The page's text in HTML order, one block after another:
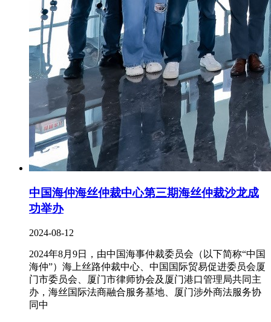
中国海仲海丝仲裁中心第三期海丝仲裁沙龙成
功举办
2024-08-12
2024年8月9日，由中国海事仲裁委员会（以下简称“中国
海仲”）海上丝路仲裁中心、中国国际贸易促进委员会厦
门市委员会、厦门市律师协会及厦门港口管理局共同主
办，海丝国际法商融合服务基地、厦门涉外商法服务协
同中